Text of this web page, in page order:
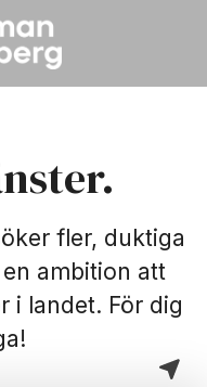
fler, duktiga
ambition att
i landet. För dig